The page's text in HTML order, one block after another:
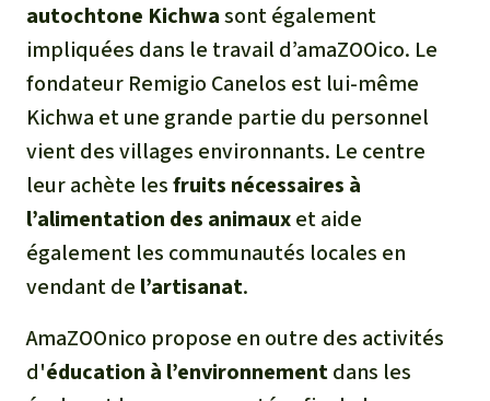
autochtone Kichwasont également
impliquées dans le travail d’amaZOOico. Le
fondateur Remigio Canelos est lui-même
Kichwa et une grande partie du personnel
vient des villages environnants. Le centre
leur achète lesfruits nécessaires à
l’alimentation des animauxet aide
également les communautés locales en
vendant de l’artisanat.
AmaZOOnico propose en outre des activités
d'éducation à l’environnementdans les